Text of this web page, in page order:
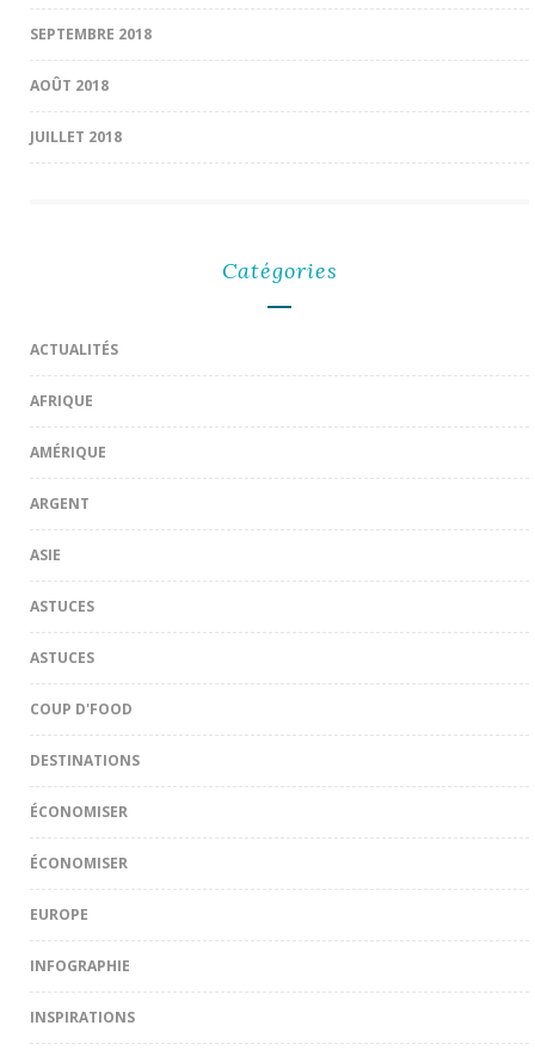
SEPTEMBRE 2018
AOÛT 2018
JUILLET 2018
Catégories
ACTUALITÉS
AFRIQUE
AMÉRIQUE
ARGENT
ASIE
ASTUCES
ASTUCES
COUP D'FOOD
DESTINATIONS
ÉCONOMISER
ÉCONOMISER
EUROPE
INFOGRAPHIE
INSPIRATIONS